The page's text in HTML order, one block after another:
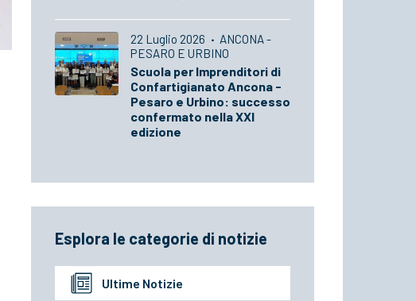
22 Luglio 2026 · ANCONA -
PESARO E URBINO
Scuola per Imprenditori di
Confartigianato Ancona -
Pesaro e Urbino: successo
confermato nella XXI
edizione
Esplora le categorie di notizie
Ultime Notizie